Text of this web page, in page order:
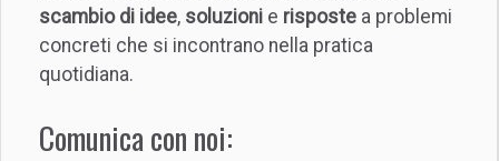
scambio di idee, soluzioni e risposte a problemi
concreti che si incontrano nella pratica
quotidiana.
Comunica con noi: